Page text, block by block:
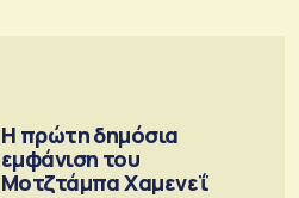
Η πρώτη δημόσια
εμφάνιση του
Μοτζτάμπα Χαμενεΐ